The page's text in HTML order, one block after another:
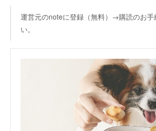
運営元のnoteに登録（無料）→購読のお手
い。